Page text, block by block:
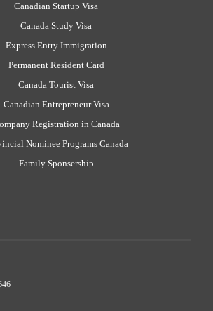
Canadian Startup Visa
Canada Study Visa
Express Entry Immigration
Permanent Resident Card
Canada Tourist Visa
Canadian Entrepreneur Visa
Registration in Canada
Nominee Programs Canada
Family Sponsership